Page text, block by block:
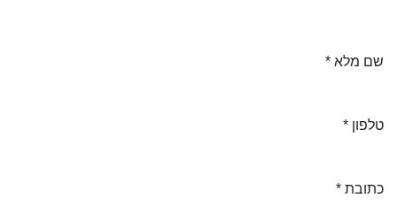
שם מלא *
טלפון *
כתובת *